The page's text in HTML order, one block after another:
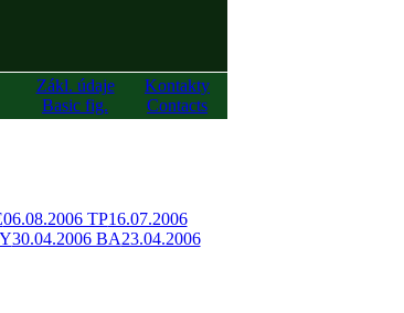
Zákl. údaje
Basic fig.
Kontakty
Contacts
06.08.2006 TP16.07.2006
30.04.2006 BA23.04.2006